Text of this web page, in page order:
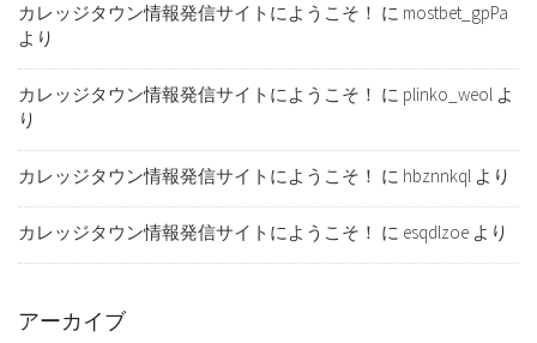
カレッジタウン情報発信サイトにようこそ！ に mostbet_gpPa
より
カレッジタウン情報発信サイトにようこそ！ に plinko_weol よ
り
カレッジタウン情報発信サイトにようこそ！ に hbznnkql より
カレッジタウン情報発信サイトにようこそ！ に esqdlzoe より
アーカイブ